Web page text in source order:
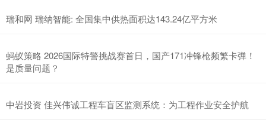
瑞和网 瑞纳智能: 全国集中供热面积达143.24亿平方米
蚂蚁策略 2026国际特警挑战赛首日，国产171冲锋枪频繁卡弹！
是质量问题？
中岩投资 佳兴伟诚工程车盲区监测系统：为工程作业安全护航